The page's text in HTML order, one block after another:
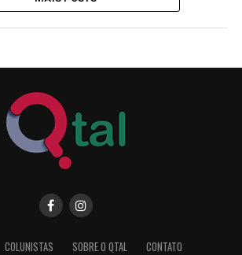
COLUNISTAS SOBRE O QTAL
CONTATO